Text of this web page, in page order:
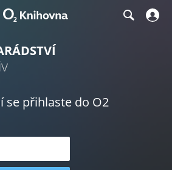
se přihlaste do O2